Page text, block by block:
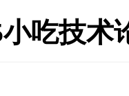
小吃技术